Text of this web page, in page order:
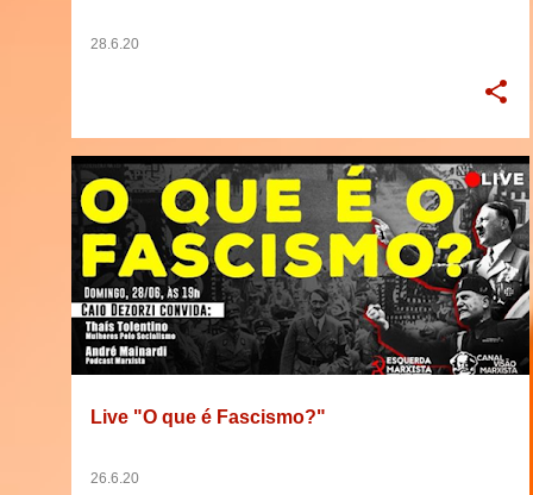
28.6.20
Live "O que é Fascismo?"
26.6.20
2020 BRASIL DEBATE EVENTO +8